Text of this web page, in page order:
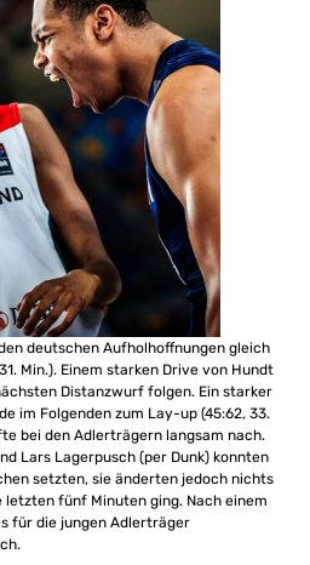
deutschen Aufholhoffnungen gleich
Min.). Einem starken Drive von Hundt
Distanzwurf folgen. Ein starker
im Folgenden zum Lay-up (45:62, 33.
bei den Adlerträgern langsam nach.
Lars Lagerpusch (per Dunk) konnten
setzten, sie änderten jedoch nichts
letzten fünf Minuten ging. Nach einem
für die jungen Adlerträger